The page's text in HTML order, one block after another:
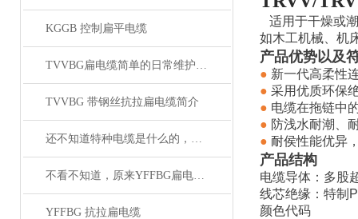
KGGB 控制扁平电缆
TVVBG扁电缆简单的日常维护操作教学
TVVBG 带钢丝抗拉扁电缆简介
还不知道特种电缆是什么的，请看这里！
不看不知道，原来YFFBG扁电缆还有这些故障
YFFBG 抗拉扁电缆
适用于干燥或
如木工机械、机
产品优势以及
● 新一代高柔性
● 采用优质环保
● 电缆在拖链中
● 防浅水耐潮、
● 耐侯性能优异
产品结构
电缆导体：多股
线芯绝缘：特制
颜色代码